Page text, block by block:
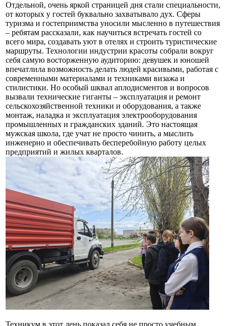
Отдельной, очень яркой страницей дня стали специальности,
от которых у гостей буквально захватывало дух. Сферы
туризма и гостеприимства уносили мысленно в путешествия
– ребятам рассказали, как научиться встречать гостей со
всего мира, создавать уют в отелях и строить туристические
маршруты. Технологии индустрии красоты собрали вокруг
себя самую восторженную аудиторию: девушек и юношей
впечатлила возможность делать людей красивыми, работая с
современными материалами и техниками визажа и
стилистики. Но особый шквал аплодисментов и вопросов
вызвали технические гиганты – эксплуатация и ремонт
сельскохозяйственной техники и оборудования, а также
монтаж, наладка и эксплуатация электрооборудования
промышленных и гражданских зданий. Это настоящая
мужская школа, где учат не просто чинить, а мыслить
инженерно и обеспечивать бесперебойную работу целых
предприятий и жилых кварталов.
Техникум в этот день показал себя не просто учебным